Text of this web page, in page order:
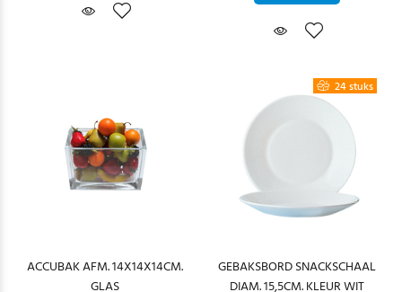
ACCUBAK AFM. 14X14X14CM.
GLAS
24 stuks
GEBAKSBORD SNACKSCHAAL
DIAM. 15,5CM. KLEUR WIT